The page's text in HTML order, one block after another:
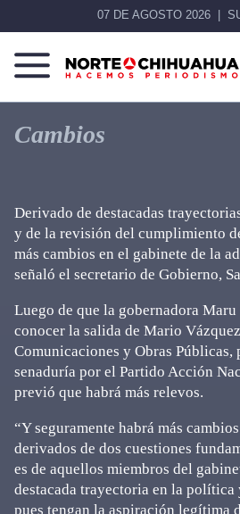
07 DE AGOSTO 2026
Norte
De
Chihuahua
Más
que
noticias,
Cambios
Derivado de destacadas
y de la revisión del cumplimiento
más cambios en el gabinete de la
señaló el secretario de Gobierno,
Luego de que la gobernadora Maru
conocer la salida de Mario
Comunicaciones y Obras Públicas,
senaduría por el Partido Acción
previó que habrá más relevos.
“Y seguramente habrá más
derivados de dos cuestiones
es de aquellos miembros del
destacada trayectoria en la
pues tengan la aspiración legítima